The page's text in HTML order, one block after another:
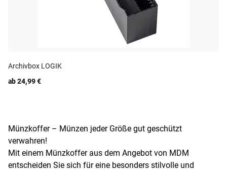
Archivbox LOGIK
ab 24,99 €
Münzkoffer – Münzen jeder Größe gut geschützt
verwahren!
Mit einem Münzkoffer aus dem Angebot von MDM
entscheiden Sie sich für eine besonders stilvolle und